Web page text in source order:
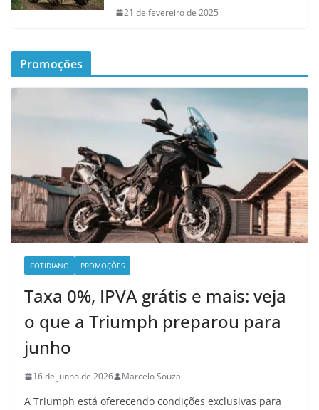
21 de fevereiro de 2025
Promoções
COTIDIANO PROMOÇÕES
Taxa 0%, IPVA grátis e mais: veja
o que a Triumph preparou para
junho
16 de junho de 2026 Marcelo Souza
A Triumph está oferecendo condições exclusivas para